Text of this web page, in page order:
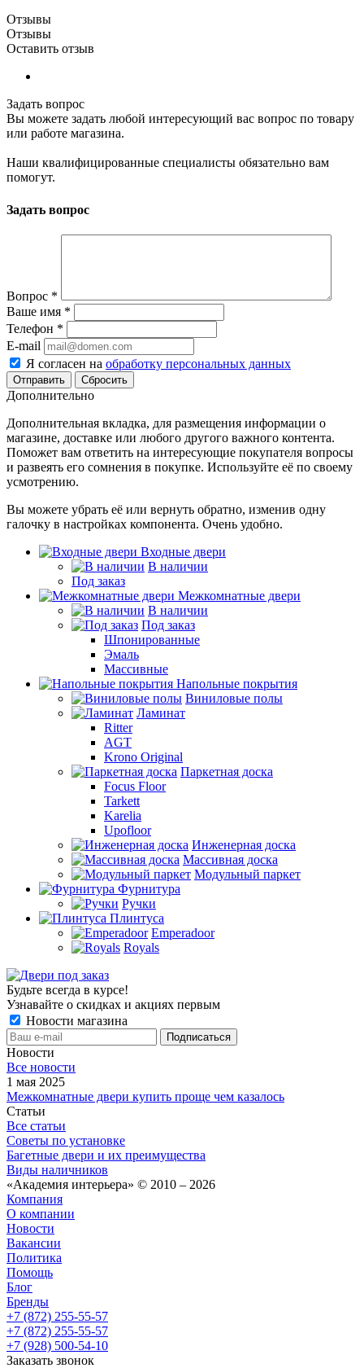
Отзывы
Отзывы
Оставить отзыв
Задать вопрос
Вы можете задать любой интересующий вас вопрос по товару
или работе магазина.
Наши квалифицированные специалисты обязательно вам
помогут.
Задать вопрос
Вопрос *
Ваше имя *
Телефон *
E-mail
Я согласен на обработку персональных данных
Сбросить
Дополнительно
Дополнительная вкладка, для размещения информации о
магазине, доставке или любого другого важного контента.
Поможет вам ответить на интересующие покупателя вопросы
и развеять его сомнения в покупке. Используйте её по своему
усмотрению.
Вы можете убрать её или вернуть обратно, изменив одну
галочку в настройках компонента. Очень удобно.
Входные двери
В наличии
Под заказ
Межкомнатные двери
В наличии
Под заказ
Шпонированные
Эмаль
Массивные
Напольные покрытия
Виниловые полы
Ламинат
Ritter
AGT
Krono Original
Паркетная доска
Focus Floor
Tarkett
Karelia
Upofloor
Инженерная доска
Массивная доска
Модульный паркет
Фурнитура
Ручки
Плинтуса
Emperadoor
Royals
Будьте всегда в курсе!
Узнавайте о скидках и акциях первым
Новости магазина
Новости
Все новости
1 мая 2025
Межкомнатные двери купить проще чем казалось
Статьи
Все статьи
Советы по установке
Багетные двери и их преимущества
Виды наличников
«Академия интерьера» © 2010 – 2026
Компания
О компании
Новости
Вакансии
Политика
Помощь
Блог
Бренды
+7 (872) 255-55-57
+7 (872) 255-55-57
+7 (928) 500-54-10
Заказать звонок